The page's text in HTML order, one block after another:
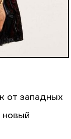
от западных
новый